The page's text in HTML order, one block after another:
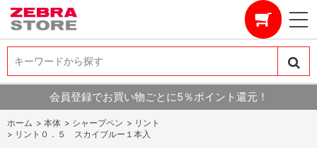
キーワードから探す
キーワードから探す
会員登録でお買い物ごとに5％ポイント還元！
ホーム > 本体 > シャープペン > リント
> リント０．５ スカイブルー１本入